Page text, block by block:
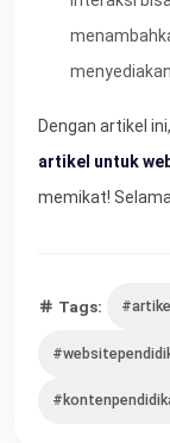
Dengan artikel
artikel untuk
memikat!
Tags: